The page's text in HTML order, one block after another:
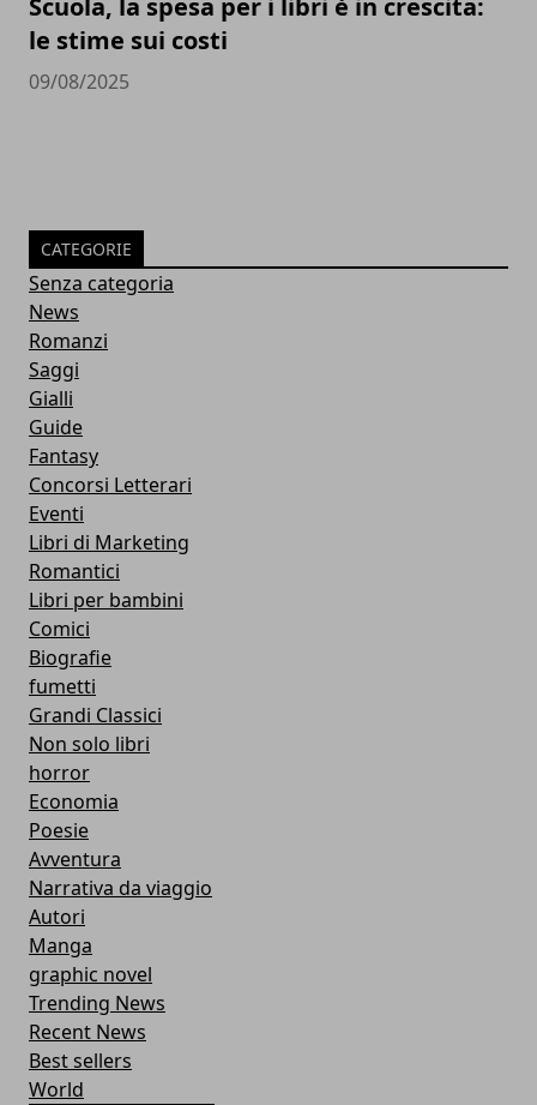
Scuola, la spesa per i libri è in crescita:
le stime sui costi
09/08/2025
CATEGORIE
Senza categoria
News
Romanzi
Saggi
Gialli
Guide
Fantasy
Concorsi Letterari
Eventi
Libri di Marketing
Romantici
Libri per bambini
Comici
Biografie
fumetti
Grandi Classici
Non solo libri
horror
Economia
Poesie
Avventura
Narrativa da viaggio
Autori
Manga
graphic novel
Trending News
Recent News
Best sellers
World